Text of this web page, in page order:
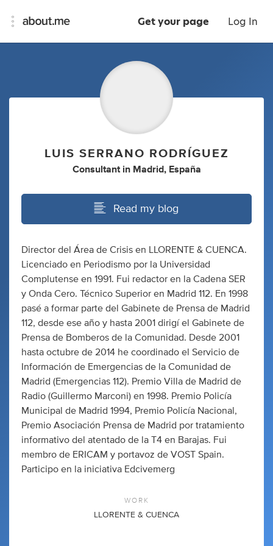
Get your page Log In
LUIS SERRANO RODRÍGUEZ
Consultant in Madrid, España
Read my blog
Director del Área de Crisis en LLORENTE & CUENCA.
Licenciado en Periodismo por la Universidad
Complutense en 1991. Fui redactor en la Cadena SER
y Onda Cero. Técnico Superior en Madrid 112. En 1998
pasé a formar parte del Gabinete de Prensa de Madrid
112, desde ese año y hasta 2001 dirigí el Gabinete de
Prensa de Bomberos de la Comunidad. Desde 2001
hasta octubre de 2014 he coordinado el Servicio de
Información de Emergencias de la Comunidad de
Madrid (Emergencias 112). Premio Villa de Madrid de
Radio (Guillermo Marconi) en 1998. Premio Policía
Municipal de Madrid 1994, Premio Policía Nacional,
Premio Asociación Prensa de Madrid por tratamiento
informativo del atentado de la T4 en Barajas. Fui
membro de ERICAM y portavoz de VOST Spain.
Participo en la iniciativa Edcivemerg
WORK
LLORENTE & CUENCA